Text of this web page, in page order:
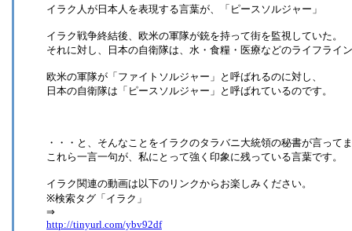
イラク人が日本人を表現する言葉が、「ピースソルジャー」
イラク戦争終結後、欧米の軍隊が銃を持って街を監視していた。
それに対し、日本の自衛隊は、水・食糧・医療などのライフライ
欧米の軍隊が「ファイトソルジャー」と呼ばれるのに対し、
日本の自衛隊は「ピースソルジャー」と呼ばれているのです。
・・・と、そんなことをイラクのタラバニ大統領の秘書が言って
これら一言一句が、私にとって強く印象に残っている言葉です。
イラク関連の動画は以下のリンクからお楽しみください。
※検索タグ「イラク」
⇒
http://tinyurl.com/ybv92df